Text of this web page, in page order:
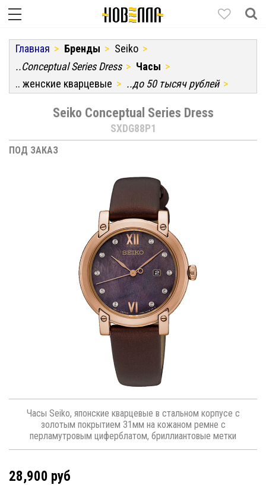
Главная Бренды
Seiko
..Conceptual Series Dress
Часы
.. женские кварцевые
..до 50 тысяч рублей
Seiko Conceptual Series Dress
SXDG88P1
ПОД ЗАКАЗ
Часы Seiko, японские кварцевые в стальном корпусе с
золотым покрытием 31мм на кожаном ремне с
перламутровым циферблатом, бриллиантовые метки
28,900 руб